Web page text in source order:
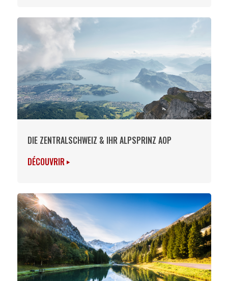
DIE ZENTRALSCHWEIZ & IHR ALPSPRINZ AOP
DÉCOUVRIR